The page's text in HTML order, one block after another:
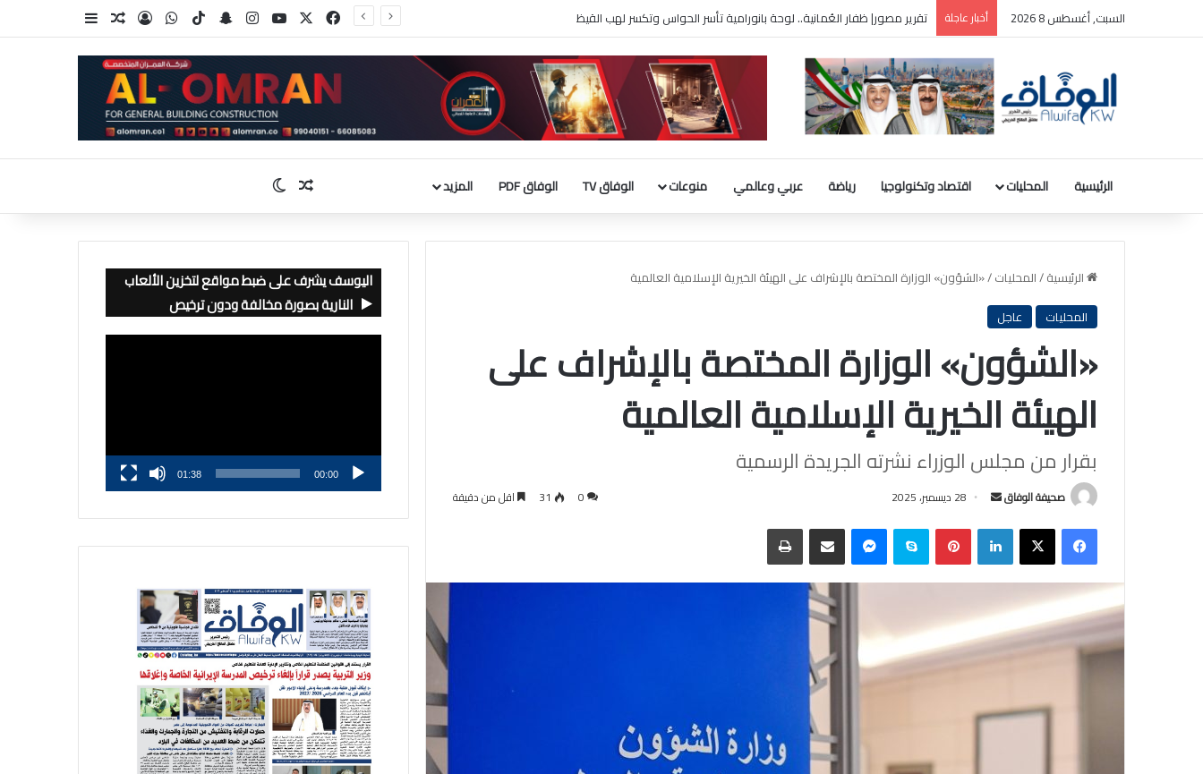
السبت, أغسطس 8 2026 أخبار عاجلة بنك الكويت المركزي: رصيد الذهب 31.8 مليون دينار والودائع بالعملة الأجنبية 9 مليارات دينار فيسبوك ‫YouTubeانستقرامسناب تشات
‫TikTokواتسابتسجيل الدخول
مقال عشوائي
إضافة عمود
الرئيسية المحليات اقتصاد وتكنولوجيا رياضة عربي وعالمي منوعات الوفاق TV الوفاق PDF المزيد مقال عشوائي
الوضع المظلم
الرئيسية/المحليات/«الشؤون» الوزارة المختصة بالإشراف على الهيئة الخيرية الإسلامية العالمية
المحليات
عاجل
«الشؤون» الوزارة المختصة بالإشراف على
الهيئة الخيرية الإسلامية العالمية
بقرار من مجلس الوزراء نشرته الجريدة الرسمية
صحيفة الوفاق
أرسل
إلكترونيا
28 ديسمبر، 2025 0
31 اقل من دقيقة
فيسبوك‫X لينكدإن بينتيريستسكايب ماسنجر مشاركة عبر البريد الطباعة
اليوسف يشرف على ضبط مواقع لتخزين الألعاب
النارية بصورة مخالفة ودون ترخيص
00:00
01:38